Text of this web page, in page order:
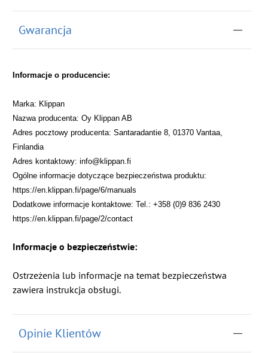
Gwarancja
Informacje o producencie:
Marka: Klippan
Nazwa producenta: Oy Klippan AB
Adres pocztowy producenta: Santaradantie 8, 01370 Vantaa,
Finlandia
Adres kontaktowy: info@klippan.fi
Ogólne informacje dotyczące bezpieczeństwa produktu:
https://en.klippan.fi/page/6/manuals
Dodatkowe informacje kontaktowe: Tel.: +358 (0)9 836 2430
https://en.klippan.fi/page/2/contact
Informacje o bezpieczeństwie:
Ostrzeżenia lub informacje na temat bezpieczeństwa
zawiera instrukcja obsługi.
Opinie Klientów